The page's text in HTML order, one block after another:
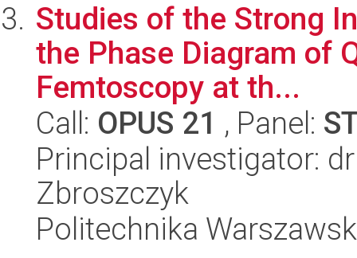
Studies of the Strong
the Phase Diagram of
Femtoscopy at th...
Call: OPUS 21 , Panel:
Principal investigator:
Zbroszczyk
Politechnika